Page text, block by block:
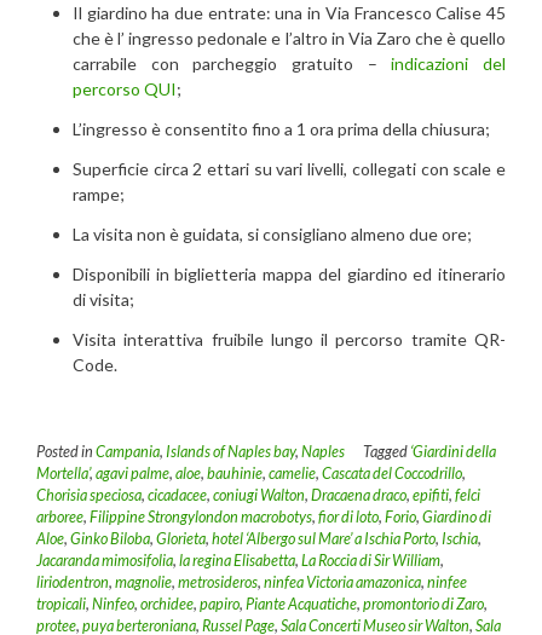
Il giardino ha due entrate: una in Via Francesco Calise 45
che è l’ ingresso pedonale e l’altro in Via Zaro che è quello
carrabile con parcheggio gratuito –indicazioni del
percorso QUI;
L’ingresso è consentito fino a 1 ora prima della chiusura;
Superficie circa 2 ettari su vari livelli, collegati con scale e
rampe;
La visita non è guidata, si consigliano almeno due ore;
Disponibili in biglietteria mappa del giardino ed itinerario
di visita;
Visita interattiva fruibile lungo il percorso tramite QR-
Code.
Posted in Campania, Islands of Naples bay, Naples Tagged ‘Giardini della
Mortella’, agavi palme, aloe, bauhinie, camelie, Cascata del Coccodrillo,
Chorisia speciosa, cicadacee, coniugi Walton, Dracaena draco, epifiti, felci
arboree, Filippine Strongylondon macrobotys, fior di loto, Forio, Giardino di
Aloe, Ginko Biloba, Glorieta, hotel ‘Albergo sul Mare’ a Ischia Porto, Ischia,
Jacaranda mimosifolia, la regina Elisabetta, La Roccia di Sir William,
liriodentron, magnolie, metrosideros, ninfea Victoria amazonica, ninfee
tropicali, Ninfeo, orchidee, papiro, Piante Acquatiche, promontorio di Zaro,
protee, puya berteroniana, Russel Page, Sala Concerti Museo sir Walton, Sala